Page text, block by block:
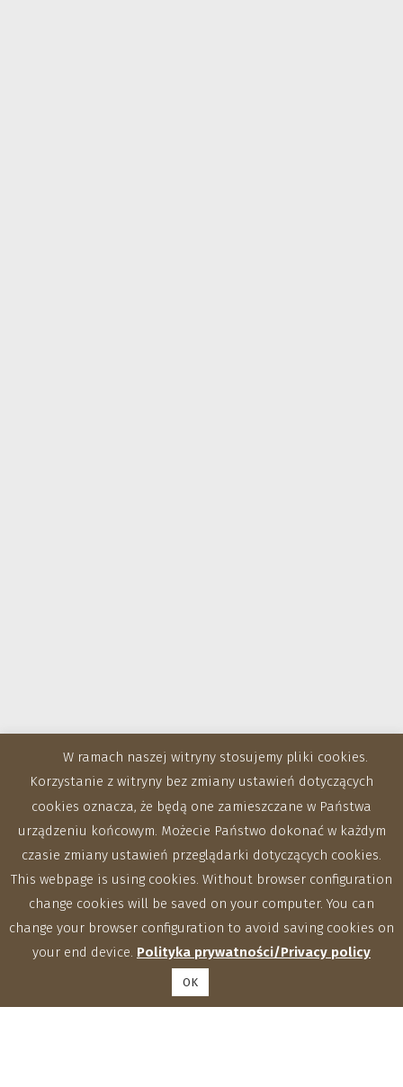
Zakłady
W ramach naszej witryny stosujemy pliki cookies.
Korzystanie z witryny bez zmiany ustawień dotyczących
cookies oznacza, że będą one zamieszczane w Państwa
urządzeniu końcowym. Możecie Państwo dokonać w każdym
czasie zmiany ustawień przeglądarki dotyczących cookies.
This webpage is using cookies. Without browser configuration
change cookies will be saved on your computer. You can
change your browser configuration to avoid saving cookies on
your end device. Polityka prywatności/Privacy policy
OK